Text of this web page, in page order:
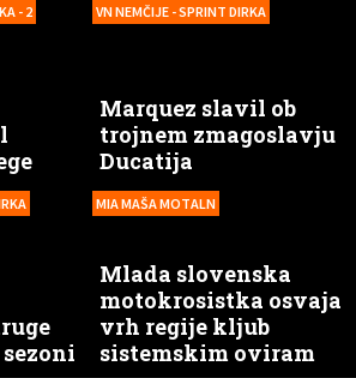
- 2 VN NEMČIJE - SPRINT DIRKA
Marquez slavil ob
trojnem zmagoslavju
Ducatija
MIA MAŠA MOTALN
Mlada slovenska
motokrosistka osvaja
vrh regije kljub
sistemskim oviram